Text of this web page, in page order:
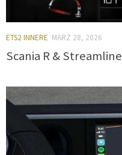
ETS2 INNERE MÄRZ 28, 2026
Scania R &